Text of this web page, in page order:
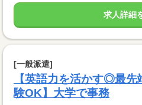
求人詳細
[一般派遣]
【英語力を活かす◎最
験OK】大学で事務